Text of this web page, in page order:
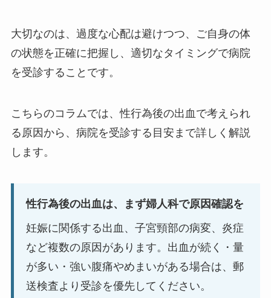
大切なのは、過度な心配は避けつつ、ご自身の体
の状態を正確に把握し、適切なタイミングで病院
を受診することです。
こちらのコラムでは、性行為後の出血で考えられ
る原因から、病院を受診する目安まで詳しく解説
します。
性行為後の出血は、まず婦人科で原因確認を
妊娠に関係する出血、子宮頸部の病変、炎症
など複数の原因があります。出血が続く・量
が多い・強い腹痛やめまいがある場合は、郵
送検査より受診を優先してください。